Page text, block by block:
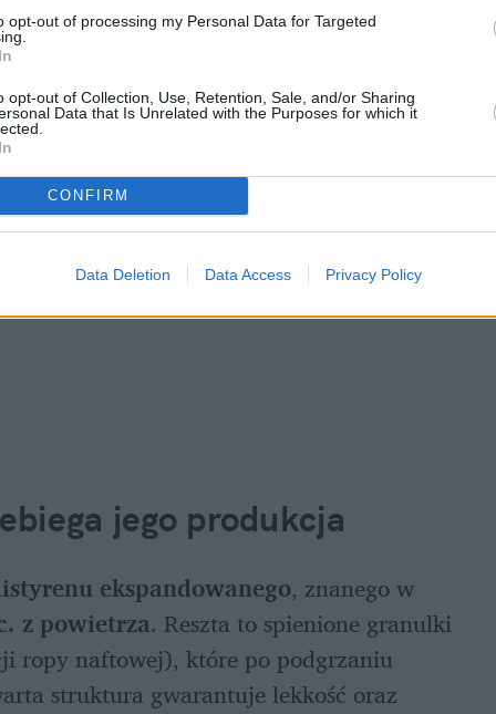
opt-out of processing my Personal Data for Targeted
opt-out of Collection, Use, Retention, Sale, and/or Sharing
Data that Is Unrelated with the Purposes for which it
CONFIRM
Data Deletion Data Access Privacy Policy
jego produkcja
ekspandowanego, znanego w
z powietrza. Reszta to spienione granulki
ropy naftowej), które po podgrzaniu
struktura gwarantuje lekkość oraz